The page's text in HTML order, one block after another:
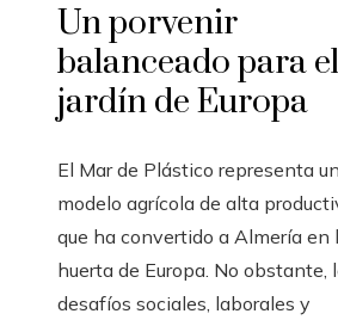
Un porvenir
balanceado para el
jardín de Europa
El Mar de Plástico representa un
modelo agrícola de alta
que ha convertido a Almería en
huerta de Europa. No obstante,
desafíos sociales, laborales y